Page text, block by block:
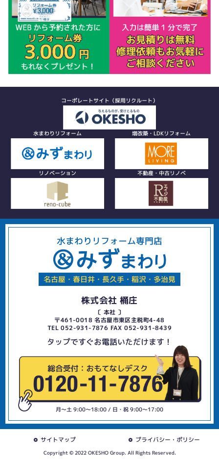
コーポレートサイト（採用リクルート）
水まわりリフォーム 増改築・LDKリフォーム
リノベーション 不動産・中古リノベ
水まわりリフォーム専門店
名古屋・春日井・長久手・稲沢・多治見
株式会社 桶庄
〔 本社 〕
〒461-0018 名古屋市東区主税町4-48
TEL 052-931-7876 FAX 052-931-8439
タップですぐお電話いただけます！
月〜土 9:00〜18:00 / 日・祝 9:00〜17:00
サイトマップ プライバシー・ポリシー
Copyright © 2022 OKESHO Group. All Rights Reserved.